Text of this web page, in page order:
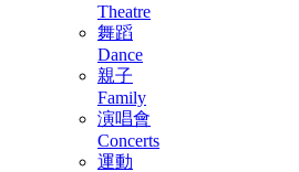
Theatre
舞蹈
Dance
親子
Family
演唱會
Concerts
運動